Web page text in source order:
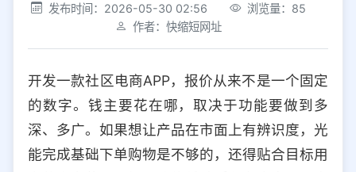
社交平台 电商平台
选择防红平台类型，避免链接被拦截
iOS Android PC 其他
选择允许访问的平台类型
发布时间：2026-05-30 02:56
浏览量：85
作者：快缩短网址
开发一款社区电商APP，报价从来不是一个固定
的数字。钱主要花在哪，取决于功能要做到多
深、多广。如果想让产品在市面上有辨识度，光
能完成基础下单购物是不够的，还得贴合目标用